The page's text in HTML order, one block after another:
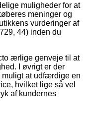
muligheder for at
meninger og
vurderinger af
44) inden du
ærlige genveje til at
I øvrigt er der
muligt at udfærdige en
hvilket lige så vel
af kundernes